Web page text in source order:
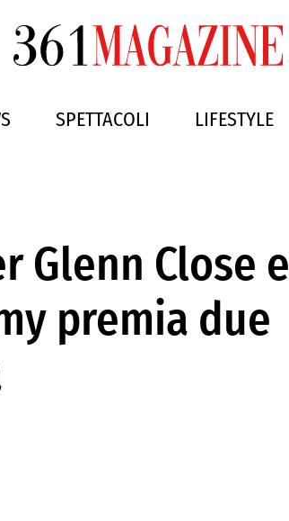
SPETTACOLI LIFESTYLE
Glenn Close e
premia due